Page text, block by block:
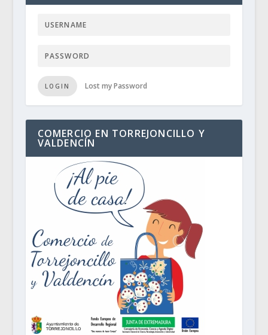
LOGIN Lost my Password
COMERCIO EN TORREJONCILLO Y
VALDENCÍN